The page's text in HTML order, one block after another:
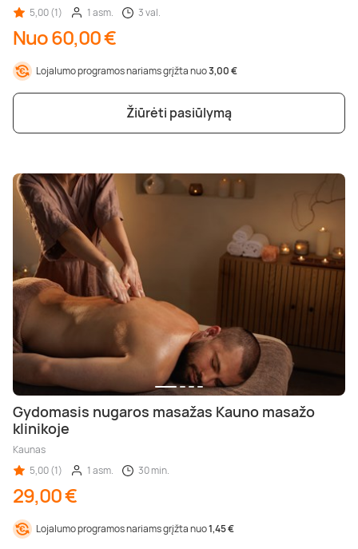
5,00 (1)
1 asm. 3 val.
Nuo 60,00 €
Lojalumo programos nariams grįžta nuo3,00 €
Žiūrėti pasiūlymą
Gydomasis nugaros masažas Kauno masažo
klinikoje
Kaunas
5,00 (1)
1 asm. 30 min.
29,00 €
Lojalumo programos nariams grįžta nuo1,45 €